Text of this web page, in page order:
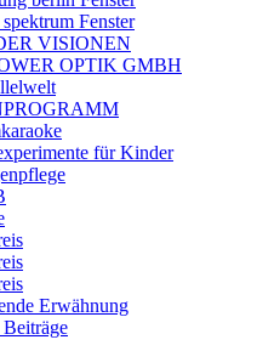
Fenster
VISIONEN
OPTIK GMBH
für Kinder
Erwähnung